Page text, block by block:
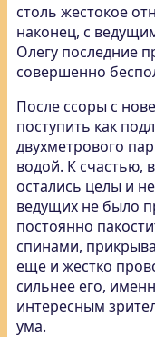
столь жестокое
наконец, с
Олегу последние
совершенно
После ссоры с
поступить как
двухметрового
водой. К счастью,
остались целы и
ведущих не было
постоянно
спинами,
еще и жестко
сильнее его,
интересным
ума.